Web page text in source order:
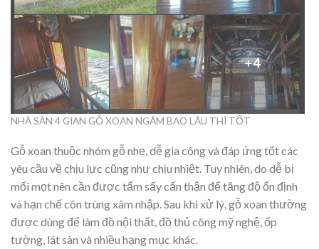
NHÀ SÀN 4 GIAN GỖ XOAN NGÂM BAO LÂU THÌ TỐT
Gỗ xoan thuộc nhóm gỗ nhẹ, dễ gia công và đáp ứng tốt các
yêu cầu về chịu lực cũng như chịu nhiệt. Tuy nhiên, do dễ bị
mối mọt nên cần được tẩm sấy cẩn thận để tăng độ ổn định
và hạn chế côn trùng xâm nhập. Sau khi xử lý, gỗ xoan thường
được dùng để làm đồ nội thất, đồ thủ công mỹ nghệ, ốp
tường, lát sàn và nhiều hạng mục khác.